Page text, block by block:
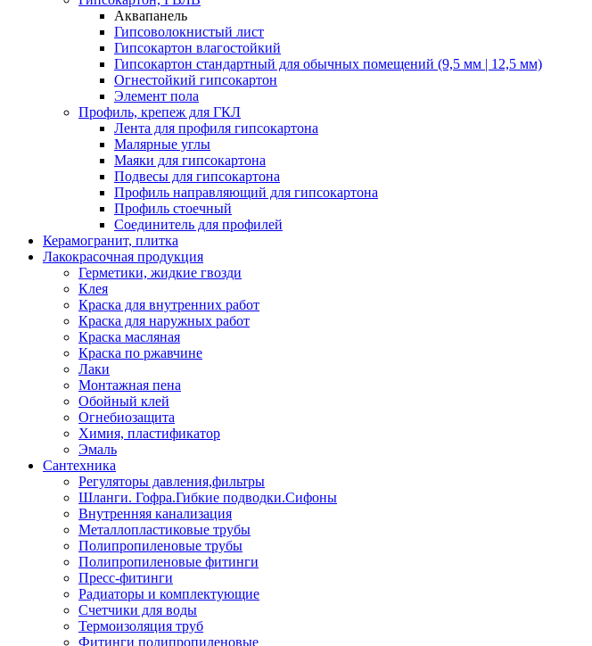
Аквапанель
Гипсоволокнистый лист
Гипсокартон влагостойкий
Гипсокартон стандартный для обычных помещений (9,5 мм | 12,5 мм)
Огнестойкий гипсокартон
Элемент пола
Профиль, крепеж для ГКЛ
Лента для профиля гипсокартона
Малярные углы
Маяки для гипсокартона
Подвесы для гипсокартона
Профиль направляющий для гипсокартона
Профиль стоечный
Соединитель для профилей
Керамогранит, плитка
Лакокрасочная продукция
Герметики, жидкие гвозди
Клея
Краска для внутренних работ
Краска для наружных работ
Краска масляная
Краска по ржавчине
Лаки
Монтажная пена
Обойный клей
Огнебиозащита
Химия, пластификатор
Эмаль
Сантехника
Регуляторы давления,фильтры
Шланги. Гофра.Гибкие подводки.Сифоны
Внутренняя канализация
Металлопластиковые трубы
Полипропиленовые трубы
Полипропиленовые фитинги
Пресс-фитинги
Радиаторы и комплектующие
Счетчики для воды
Термоизоляция труб
Фитинги полипропиленовые